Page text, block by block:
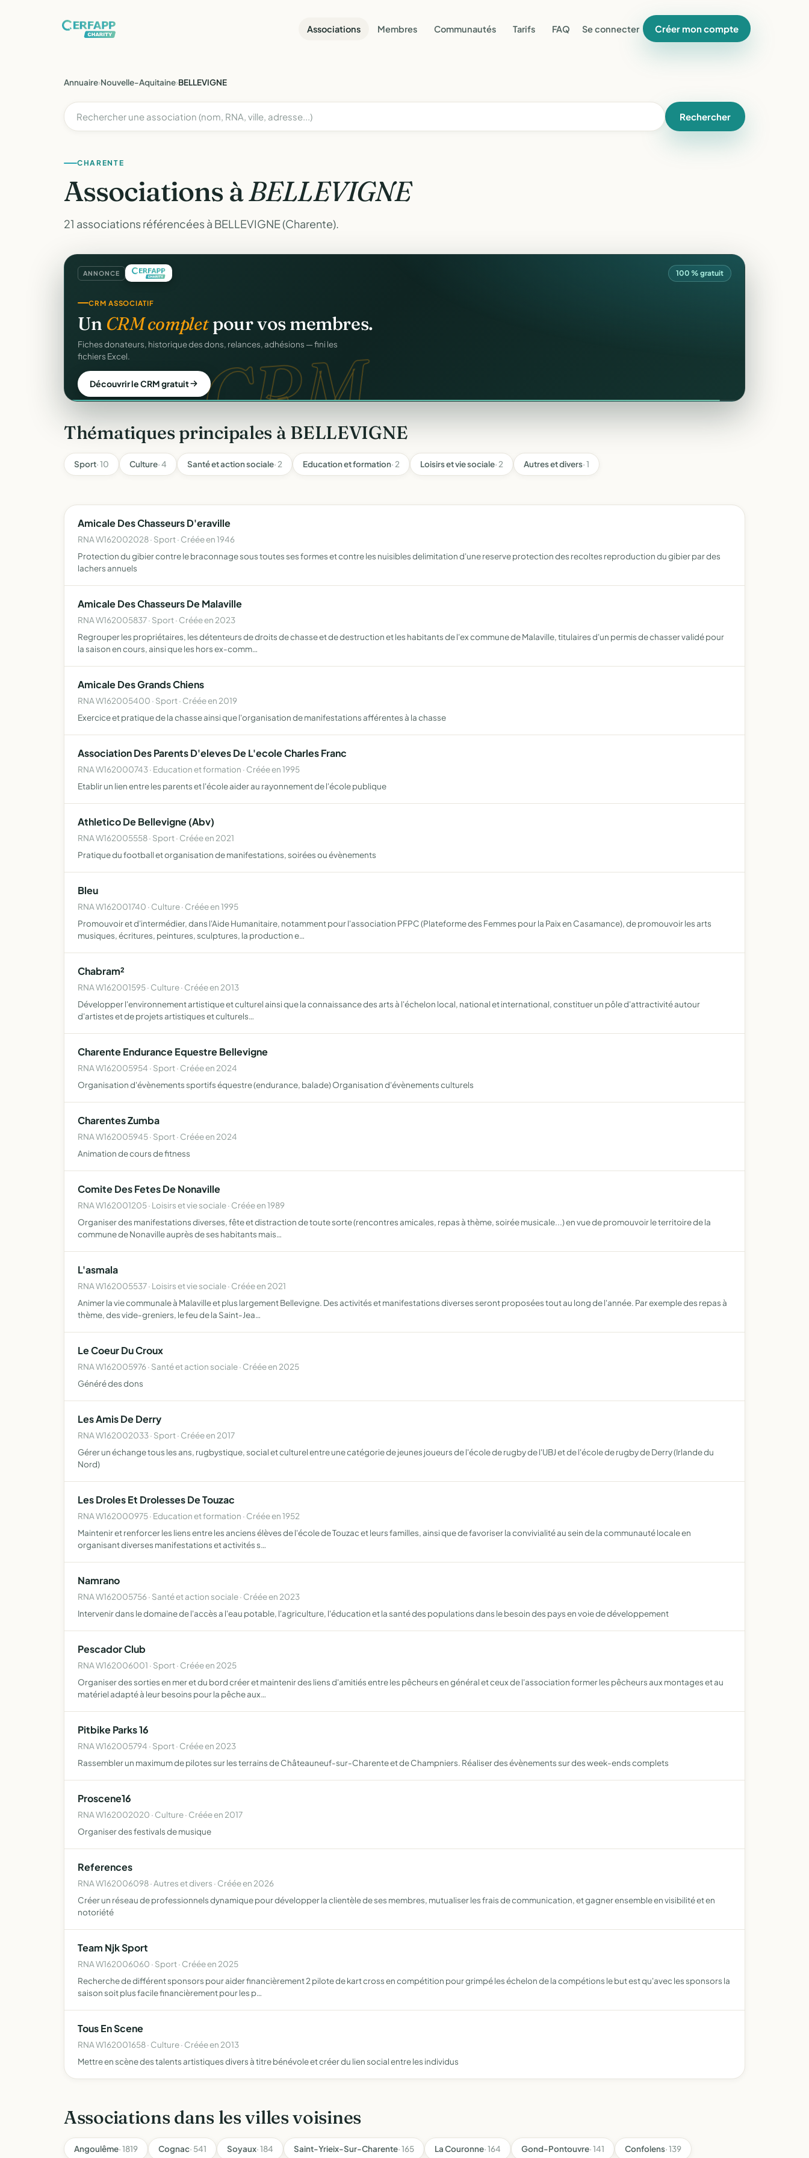
Associations Membres Communautés Tarifs FAQ Se connecter Créer mon compte
Annuaire›Nouvelle-Aquitaine›BELLEVIGNE
Rechercher
CHARENTE
Associations àBELLEVIGNE
21 associations référencées à BELLEVIGNE (Charente).
ANNONCE 100 % gratuit
gratuit.
GESTION D'ASSOCIATION
Gérez votre associationgratuitement
Membres, dons, événements, reçus — tout votre pilotage au même endroit,
sans rien payer.
Créer mon compte gratuit
Thématiques principales à BELLEVIGNE
Sport· 10 Culture· 4 Santé et action sociale· 2 Education et formation· 2 Loisirs et vie sociale· 2 Autres et divers· 1
Amicale Des Chasseurs D'eraville
RNA W162002028 · Sport · Créée en 1946
Protection du gibier contre le braconnage sous toutes ses formes et contre les nuisibles delimitation d'une reserve protection des recoltes reproduction du gibier par des
lachers annuels
Amicale Des Chasseurs De Malaville
RNA W162005837 · Sport · Créée en 2023
Regrouper les propriétaires, les détenteurs de droits de chasse et de destruction et les habitants de l'ex commune de Malaville, titulaires d'un permis de chasser validé pour
la saison en cours, ainsi que les hors ex-comm…
Amicale Des Grands Chiens
RNA W162005400 · Sport · Créée en 2019
Exercice et pratique de la chasse ainsi que l'organisation de manifestations afférentes à la chasse
Association Des Parents D'eleves De L'ecole Charles Franc
RNA W162000743 · Education et formation · Créée en 1995
Etablir un lien entre les parents et l'école aider au rayonnement de l'école publique
Athletico De Bellevigne (Abv)
RNA W162005558 · Sport · Créée en 2021
Pratique du football et organisation de manifestations, soirées ou évènements
Bleu
RNA W162001740 · Culture · Créée en 1995
Promouvoir et d'intermédier, dans l'Aide Humanitaire, notamment pour l'association PFPC (Plateforme des Femmes pour la Paix en Casamance), de promouvoir les arts
musiques, écritures, peintures, sculptures, la production e…
Chabram²
RNA W162001595 · Culture · Créée en 2013
Développer l'environnement artistique et culturel ainsi que la connaissance des arts à l'échelon local, national et international, constituer un pôle d'attractivité autour
d'artistes et de projets artistiques et culturels…
Charente Endurance Equestre Bellevigne
RNA W162005954 · Sport · Créée en 2024
Organisation d'évènements sportifs équestre (endurance, balade) Organisation d'évènements culturels
Charentes Zumba
RNA W162005945 · Sport · Créée en 2024
Animation de cours de fitness
Comite Des Fetes De Nonaville
RNA W162001205 · Loisirs et vie sociale · Créée en 1989
Organiser des manifestations diverses, fête et distraction de toute sorte (rencontres amicales, repas à thème, soirée musicale...) en vue de promouvoir le territoire de la
commune de Nonaville auprès de ses habitants mais…
L'asmala
RNA W162005537 · Loisirs et vie sociale · Créée en 2021
Animer la vie communale à Malaville et plus largement Bellevigne. Des activités et manifestations diverses seront proposées tout au long de l'année. Par exemple des repas à
thème, des vide-greniers, le feu de la Saint-Jea…
Le Coeur Du Croux
RNA W162005976 · Santé et action sociale · Créée en 2025
Généré des dons
Les Amis De Derry
RNA W162002033 · Sport · Créée en 2017
Gérer un échange tous les ans, rugbystique, social et culturel entre une catégorie de jeunes joueurs de l'école de rugby de l'UBJ et de l'école de rugby de Derry (Irlande du
Nord)
Les Droles Et Drolesses De Touzac
RNA W162000975 · Education et formation · Créée en 1952
Maintenir et renforcer les liens entre les anciens élèves de l'école de Touzac et leurs familles, ainsi que de favoriser la convivialité au sein de la communauté locale en
organisant diverses manifestations et activités s…
Namrano
RNA W162005756 · Santé et action sociale · Créée en 2023
Intervenir dans le domaine de l'accès a l'eau potable, l'agriculture, l'éducation et la santé des populations dans le besoin des pays en voie de développement
Pescador Club
RNA W162006001 · Sport · Créée en 2025
Organiser des sorties en mer et du bord créer et maintenir des liens d'amitiés entre les pêcheurs en général et ceux de l'association former les pêcheurs aux montages et au
matériel adapté à leur besoins pour la pêche aux…
Pitbike Parks 16
RNA W162005794 · Sport · Créée en 2023
Rassembler un maximum de pilotes sur les terrains de Châteauneuf-sur-Charente et de Champniers. Réaliser des évènements sur des week-ends complets
Proscene16
RNA W162002020 · Culture · Créée en 2017
Organiser des festivals de musique
References
RNA W162006098 · Autres et divers · Créée en 2026
Créer un réseau de professionnels dynamique pour développer la clientèle de ses membres, mutualiser les frais de communication, et gagner ensemble en visibilité et en
notoriété
Team Njk Sport
RNA W162006060 · Sport · Créée en 2025
Recherche de différent sponsors pour aider financièrement 2 pilote de kart cross en compétition pour grimpé les échelon de la compétions le but est qu'avec les sponsors la
saison soit plus facile financièrement pour les p…
Tous En Scene
RNA W162001658 · Culture · Créée en 2013
Mettre en scène des talents artistiques divers à titre bénévole et créer du lien social entre les individus
Associations dans les villes voisines
Angoulême· 1819 Cognac· 541 Soyaux· 184 Saint-Yrieix-Sur-Charente· 165 La Couronne· 164 Gond-Pontouvre· 141 Confolens· 139